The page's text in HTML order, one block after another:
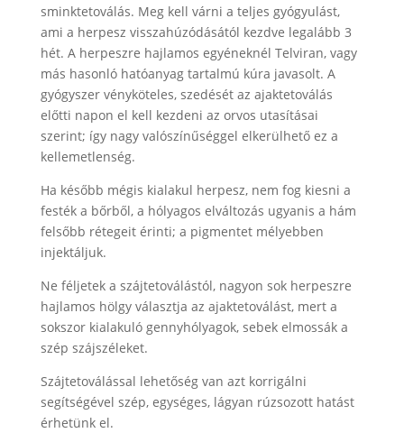
sminktetoválás. Meg kell várni a teljes gyógyulást,
ami a herpesz visszahúzódásától kezdve legalább 3
hét. A herpeszre hajlamos egyéneknél Telviran, vagy
más hasonló hatóanyag tartalmú kúra javasolt. A
gyógyszer vényköteles, szedését az ajaktetoválás
előtti napon el kell kezdeni az orvos utasításai
szerint; így nagy valószínűséggel elkerülhető ez a
kellemetlenség.
Ha később mégis kialakul herpesz, nem fog kiesni a
festék a bőrből, a hólyagos elváltozás ugyanis a hám
felsőbb rétegeit érinti; a pigmentet mélyebben
injektáljuk.
Ne féljetek a szájtetoválástól, nagyon sok herpeszre
hajlamos hölgy választja az ajaktetoválást, mert a
sokszor kialakuló gennyhólyagok, sebek elmossák a
szép szájszéleket.
Szájtetoválással lehetőség van azt korrigálni
segítségével szép, egységes, lágyan rúzsozott hatást
érhetünk el.